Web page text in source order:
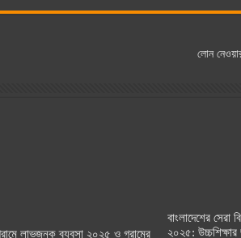
লোন
লাভজনক ব্যবসা ২০২৫ ও গ্রামের
বাংলাদেশের সেরা
২০২৫: